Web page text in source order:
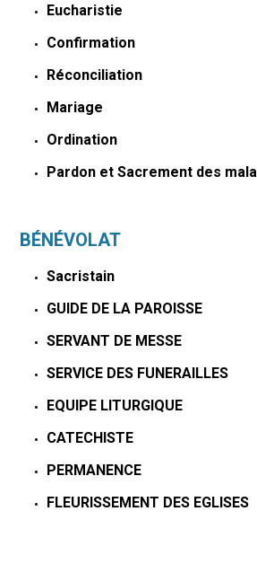
Eucharistie
Confirmation
Réconciliation
Mariage
Ordination
Pardon et Sacrement des
BÉNÉVOLAT
Sacristain
GUIDE DE LA PAROISSE
SERVANT DE MESSE
SERVICE DES FUNERAILLES
EQUIPE LITURGIQUE
CATECHISTE
PERMANENCE
FLEURISSEMENT DES EGLISES